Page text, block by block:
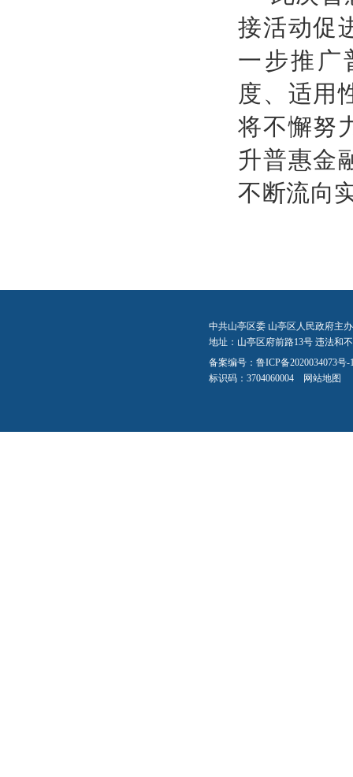
接活动促
一步推广
度、适用
将不懈努
升普惠金
不断流向
中共山亭区委 山亭区人民政府主
地址：山亭区府前路13号 违法和
备案编号： 鲁ICP备2020034073号-
标识码：3704060004 网站地图